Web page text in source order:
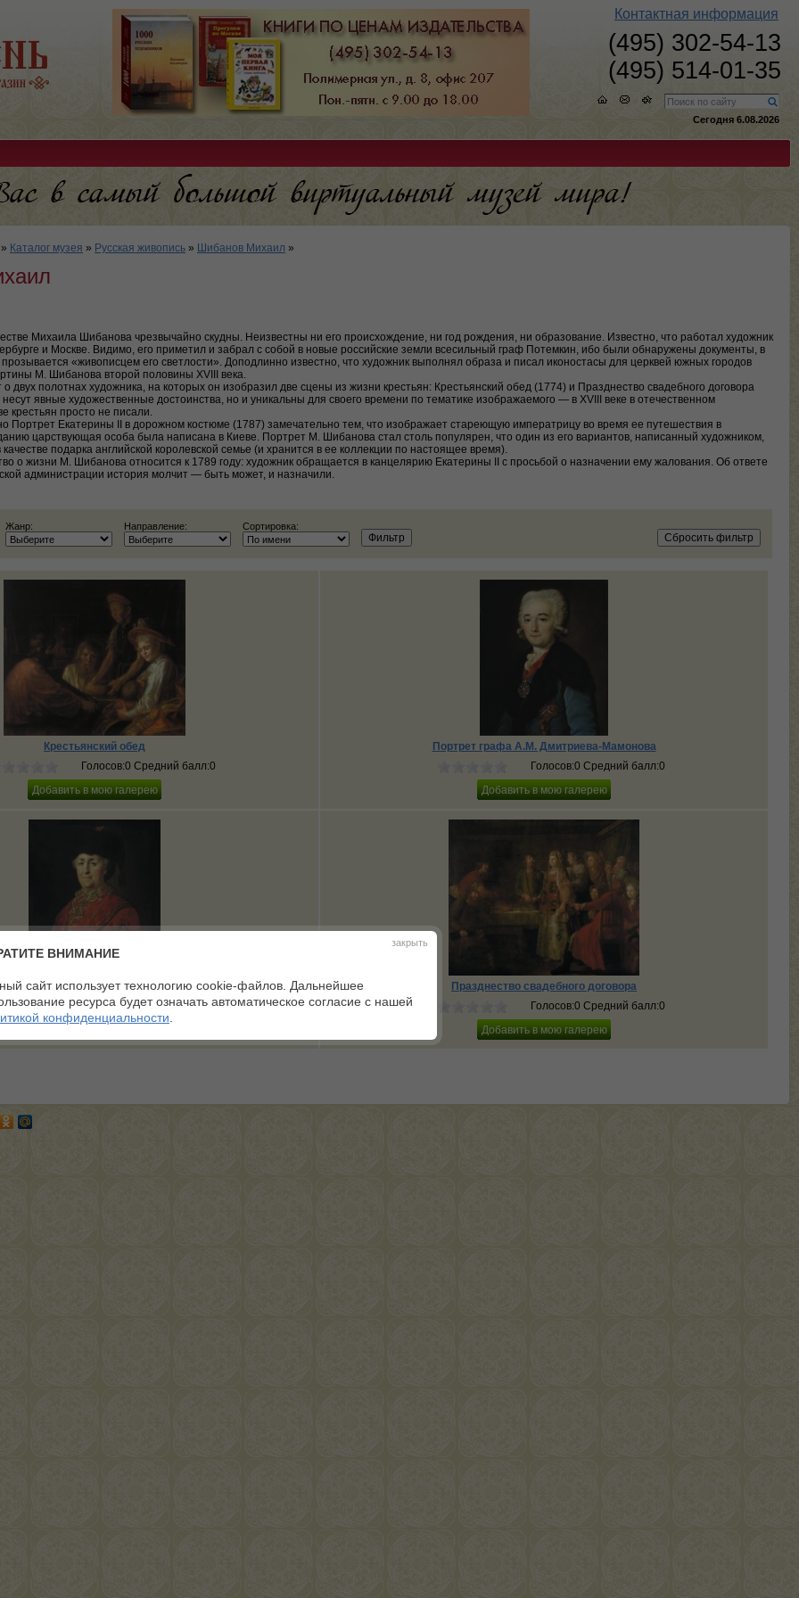
Контактная информация
(495) 302-54-13
(495) 514-01-35
Сегодня 6.08.2026
» Каталог музея » Русская живопись » Шибанов Михаил »
Михаила Шибанова чрезвычайно скудны. Неизвестны ни его происхождение, ни год рождения, ни образование. Известно, что работал художник
и Москве. Видимо, его приметил и забрал с собой в новые российские земли всесильный граф Потемкин, ибо были обнаружены документы, в
«живописцем его светлости». Доподлинно известно, что художник выполнял образа и писал иконостасы для церквей южных городов
М. Шибанова второй половины XVIII века.
двух полотнах художника, на которых он изобразил две сцены из жизни крестьян: Крестьянский обед (1774) и Празднество свадебного договора
явные художественные достоинства, но и уникальны для своего времени по тематике изображаемого — в XVIII веке в отечественном
крестьян просто не писали.
Портрет Екатерины II в дорожном костюме (1787) замечательно тем, что изображает стареющую императрицу во время ее путешествия в
царствующая особа была написана в Киеве. Портрет М. Шибанова стал столь популярен, что один из его вариантов, написанный художником,
подарка английской королевской семье (и хранится в ее коллекции по настоящее время).
о жизни М. Шибанова относится к 1789 году: художник обращается в канцелярию Екатерины II с просьбой о назначении ему жалования. Об ответе
администрации история молчит — быть может, и назначили.
Жанр: Направление: Сортировка:
Крестьянский обед
Голосов:0 Средний балл:0
Портрет графа А.М. Дмитриева-Мамонова
Голосов:0 Средний балл:0
Екатерины II в дорожном костюме
Голосов:0 Средний балл:0
Празднество свадебного договора
Голосов:0 Средний балл:0
закрыть
ВНИМАНИЕ
сайт использует технологию cookie-файлов. Дальнейшее
ресурса будет означать автоматическое согласие с нашей
конфиденциальности